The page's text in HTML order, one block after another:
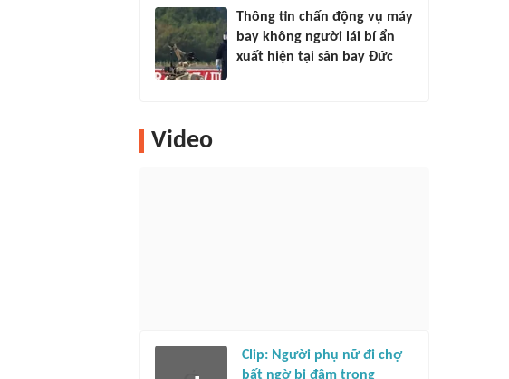
Thông tin chấn động vụ máy
bay không người lái bí ẩn
xuất hiện tại sân bay Đức
Video
Clip: Người phụ nữ đi chợ
bất ngờ bị đâm trọng